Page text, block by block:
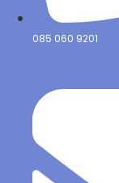
085 060 9201